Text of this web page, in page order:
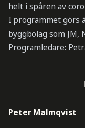
helt i spåren av
I programmet görs
byggbolag som JM,
Programledare:
Peter Malmqvist